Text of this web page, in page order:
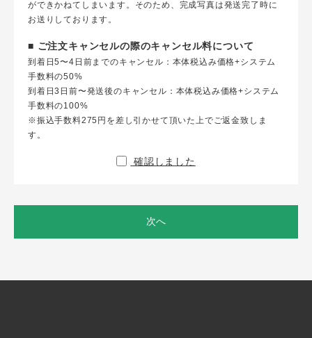
ができかねてしまいます。そのため、完成写真は発送完了時に
お送りしております。
■ ご注文キャンセルの際のキャンセル料について
到着日5〜4日前までのキャンセル：本体税込み価格+システム
手数料の50%
到着日3日前〜発送後のキャンセル：本体税込み価格+システム
手数料の100%
※振込手数料275円を差し引かせて頂いた上でご返金致しま
す。
確認しました
次へ